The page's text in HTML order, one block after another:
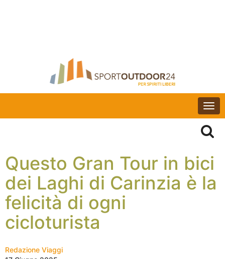
Questo Gran Tour in bici
dei Laghi di Carinzia è la
felicità di ogni
cicloturista
Redazione Viaggi